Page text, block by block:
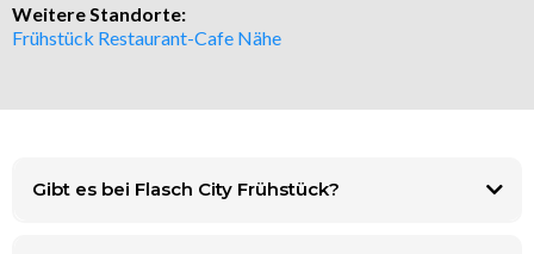
Weitere Standorte:
Frühstück Restaurant-Cafe Nähe
Gibt es bei Flasch City Frühstück?